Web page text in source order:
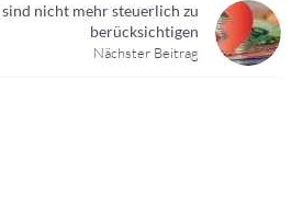
nicht mehr steuerlich zu
berücksichtigen
Nächster Beitrag